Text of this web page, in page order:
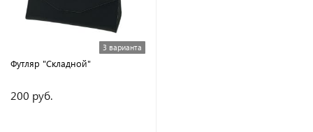
3 варианта
Футляр "Складной"
200 руб.